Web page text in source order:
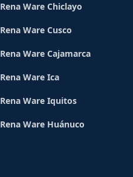
Rena Ware Chiclayo
Rena Ware Cusco
Rena Ware Cajamarca
Rena Ware Ica
Rena Ware Iquitos
Rena Ware Huánuco